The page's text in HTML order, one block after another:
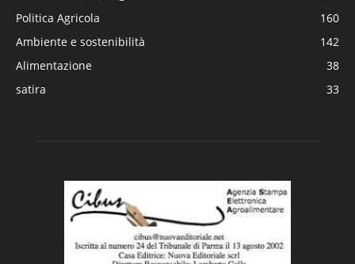
Politica Agricola
160
Ambiente e sostenibilità
142
Alimentazione
38
satira
33